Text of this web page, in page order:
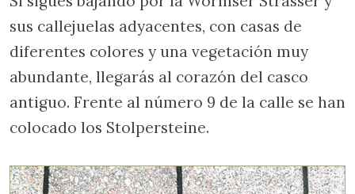
sus callejuelas adyacentes, con casas de
diferentes colores y una vegetación muy
abundante, llegarás al corazón del casco
antiguo. Frente al número 9 de la calle se han
colocado los Stolpersteine.